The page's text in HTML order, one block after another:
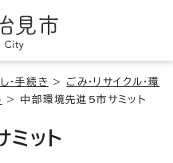
・手続き > ごみ・リサイクル・環
> 中部環境先進5市サミット
ット